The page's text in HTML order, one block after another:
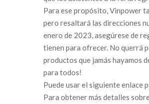
Para ese propósito, Vinpower
pero resaltará las direcciones
enero de 2023, asegúrese de
tienen para ofrecer. No querrá
productos que jamás hayamos
para todos!
Puede usar el siguiente
Para obtener más detalles